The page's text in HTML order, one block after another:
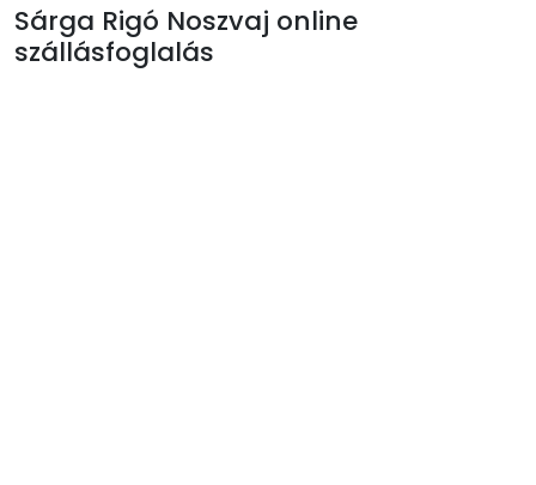
Sárga Rigó Noszvaj online
szállásfoglalás